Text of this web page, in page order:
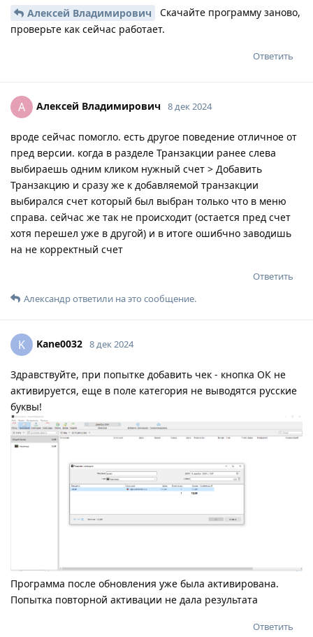
Алексей Владимирович
Скачайте программу заново,
проверьте как сейчас работает.
Ответить
А Алексей Владимирович 8 дек 2024
вроде сейчас помогло. есть другое поведение отличное от
пред версии. когда в разделе Транзакции ранее слева
выбираешь одним кликом нужный счет > Добавить
Транзакцию и сразу же к добавляемой транзакции
выбирался счет который был выбран только что в меню
справа. сейчас же так не происходит (остается пред счет
хотя перешел уже в другой) и в итоге ошибчно заводишь
на не корректный счет
Ответить
Александрответили на это сообщение.
K Kane0032 8 дек 2024
Здравствуйте, при попытке добавить чек - кнопка ОК не
активируется, еще в поле категория не выводятся русские
буквы!
Программа после обновления уже была активирована.
Попытка повторной активации не дала результата
Ответить